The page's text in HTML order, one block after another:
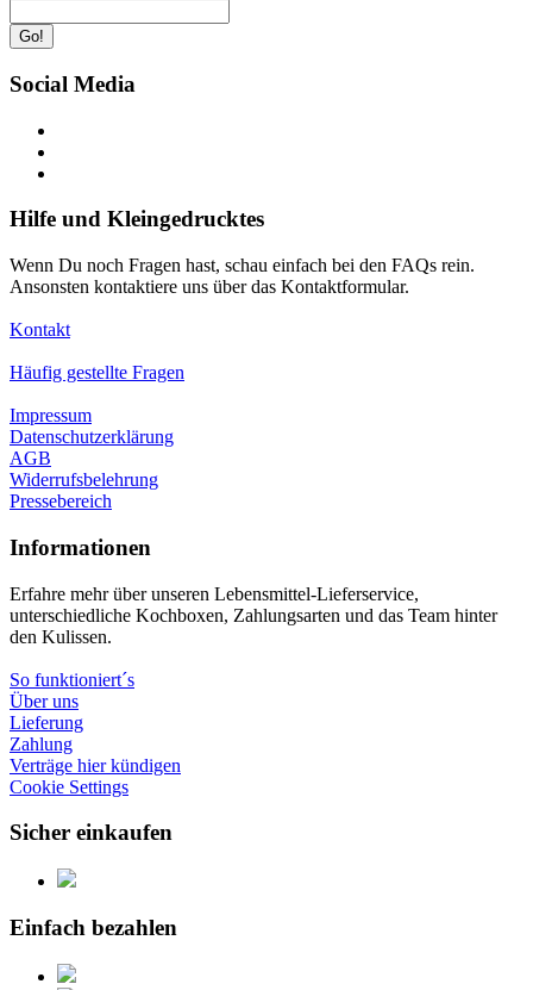
Go!
Social Media
Hilfe und Kleingedrucktes
Wenn Du noch Fragen hast, schau einfach bei den FAQs rein.
Ansonsten kontaktiere uns über das Kontaktformular.
Kontakt
Häufig gestellte Fragen
Impressum
Datenschutzerklärung
AGB
Widerrufsbelehrung
Pressebereich
Informationen
Erfahre mehr über unseren Lebensmittel-Lieferservice,
unterschiedliche Kochboxen, Zahlungsarten und das Team hinter
den Kulissen.
So funktioniert´s
Über uns
Lieferung
Zahlung
Verträge hier kündigen
Cookie Settings
Sicher einkaufen
Einfach bezahlen